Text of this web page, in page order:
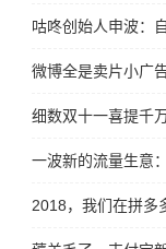
咕咚创始人申波：
微博全是卖片小广
细数双十一喜提千
一波新的流量生意
2018，我们在拼多